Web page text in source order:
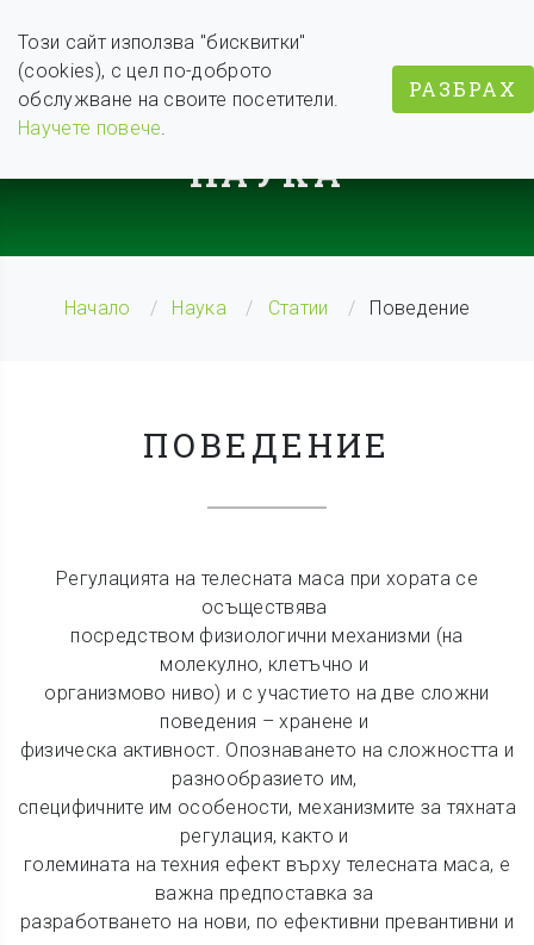
BODY WEIGHT COACH
НАУКА
Начало Наука Статии Поведение
ПОВЕДЕНИЕ
Регулацията на телесната маса при хората се
осъществява
посредством физиологични механизми (на
молекулно, клетъчно и
организмово ниво) и с участието на две сложни
поведения – хранене и
физическа активност. Опознаването на сложността и
разнообразието им,
специфичните им особености, механизмите за тяхната
регулация, както и
големината на техния ефект върху телесната маса, е
важна предпоставка за
разработването на нови, по ефективни превантивни и
Този сайт използва "бисквитки"
(cookies), с цел по-доброто
обслужване на своите посетители.
Научете повече.
РАЗБРАХ